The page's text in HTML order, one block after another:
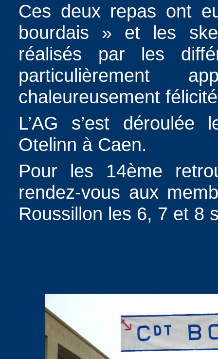
Ces deux repas ont
bourdais » et les
réalisés par les
particulièrement
chaleureusement
L’AG s’est déroulée
Otelinn à Caen.
Pour les 14ème
rendez-vous aux
Roussillon les 6, 7 et 8